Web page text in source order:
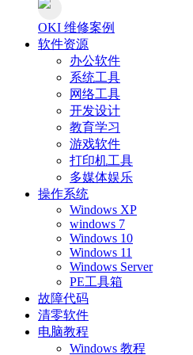
OKI 维修案例
软件资源
办公软件
系统工具
网络工具
开发设计
教育学习
游戏软件
打印机工具
多媒体娱乐
操作系统
Windows XP
windows 7
Windows 10
Windows 11
Windows Server
PE工具箱
故障代码
清零软件
电脑教程
Windows 教程